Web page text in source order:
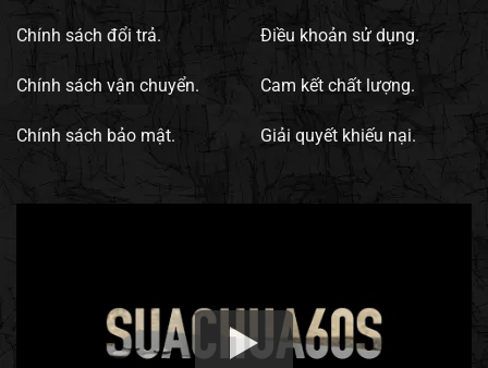
Chính sách đổi trả.
Chính sách vận chuyển.
Chính sách bảo mật.
Điều khoản sử dụng.
Cam kết chất lượng.
Giải quyết khiếu nại.